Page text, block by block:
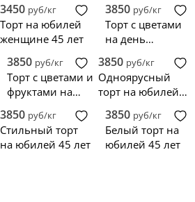
женщине с
инжиром
3450 руб/кг
Торт на юбилей
женщине 45 лет
3850 руб/кг
Торт с цветами
на день
женщине 45 лет
3850 руб/кг
Торт с цветами и
фруктами на
женщине
3850 руб/кг
Одноярусный
торт на юбилей
3850 руб/кг
Стильный торт
на юбилей 45 лет
3850 руб/кг
Белый торт на
юбилей 45 лет